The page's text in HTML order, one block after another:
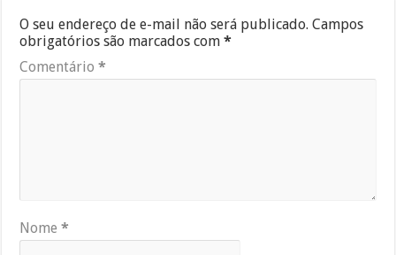
O seu endereço de e-mail não será publicado. Campos
obrigatórios são marcados com*
Comentário*
Nome*